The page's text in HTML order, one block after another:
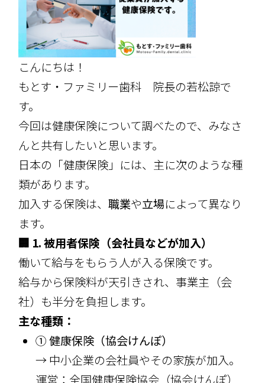
こんにちは！
もとす・ファミリー歯科 院長の若松諒で
す。
今回は健康保険について調べたので、みなさ
んと共有したいと思います。
日本の「健康保険」には、主に次のような種
類があります。
加入する保険は、職業や立場によって異なり
ます。
🏢 1.被用者保険（会社員などが加入）
働いて給与をもらう人が入る保険です。
給与から保険料が天引きされ、事業主（会
社）も半分を負担します。
主な種類：
① 健康保険（協会けんぽ）
→ 中小企業の会社員やその家族が加入。
運営：全国健康保険協会（協会けんぽ）